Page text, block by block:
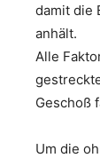
damit die
anhält.
Alle
Geschoß
Um die